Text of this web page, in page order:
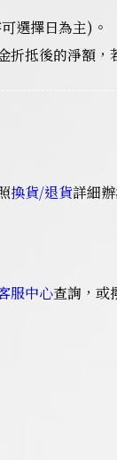
選擇日為主)。
抵後的淨額
換貨/退貨詳細辦
服中心查詢，或